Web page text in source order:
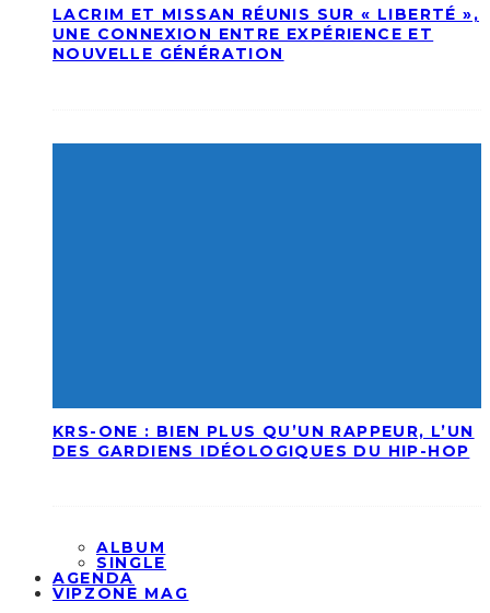
LACRIM ET MISSAN RÉUNIS SUR « LIBERTÉ »,
UNE CONNEXION ENTRE EXPÉRIENCE ET
NOUVELLE GÉNÉRATION
KRS-ONE : BIEN PLUS QU’UN RAPPEUR, L’UN
DES GARDIENS IDÉOLOGIQUES DU HIP-HOP
ALBUM
SINGLE
AGENDA
VIPZONE MAG